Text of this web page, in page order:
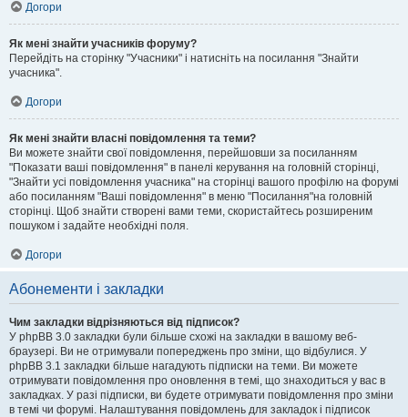
Догори
Як мені знайти учасників форуму?
Перейдіть на сторінку "Учасники" і натисніть на посилання "Знайти
учасника".
Догори
Як мені знайти власні повідомлення та теми?
Ви можете знайти свої повідомлення, перейшовши за посиланням
"Показати ваші повідомлення" в панелі керування на головній сторінці,
"Знайти усі повідомлення учасника" на сторінці вашого профілю на форумі
або посиланням "Ваші повідомлення" в меню "Посилання"на головній
сторінці. Щоб знайти створені вами теми, скористайтесь розширеним
пошуком і задайте необхідні поля.
Догори
Абонементи і закладки
Чим закладки відрізняються від підписок?
У phpBB 3.0 закладки були більше схожі на закладки в вашому веб-
браузері. Ви не отримували попереджень про зміни, що відбулися. У
phpBB 3.1 закладки більше нагадують підписки на теми. Ви можете
отримувати повідомлення про оновлення в темі, що знаходиться у вас в
закладках. У разі підписки, ви будете отримувати повідомлення про зміни
в темі чи форумі. Налаштування повідомлень для закладок і підписок